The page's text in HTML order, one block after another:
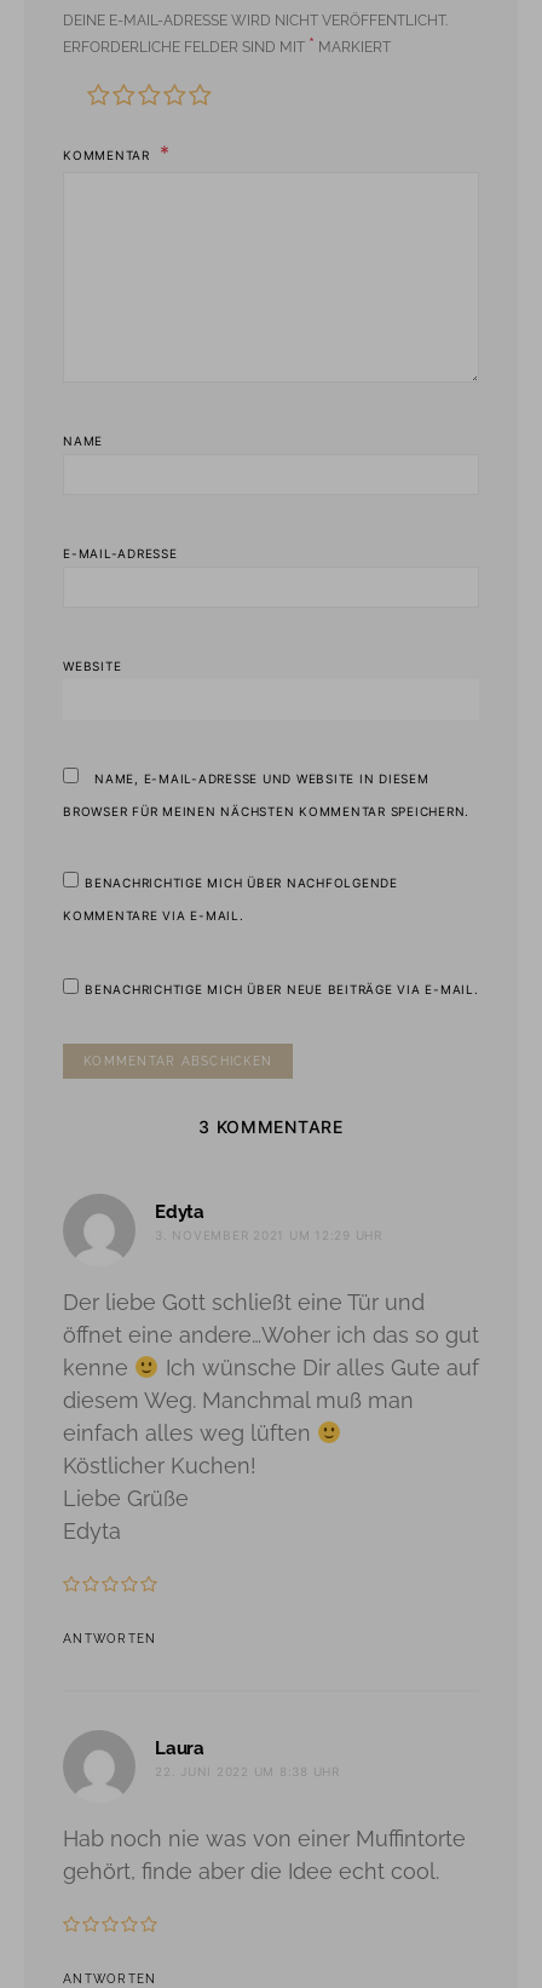
DEINE E-MAIL-ADRESSE WIRD NICHT VERÖFFENTLICHT.
ERFORDERLICHE FELDER SIND MIT * MARKIERT
KOMMENTAR
NAME
E-MAIL-ADRESSE
WEBSITE
NAME, E-MAIL-ADRESSE UND WEBSITE IN DIESEM
BROWSER FÜR MEINEN NÄCHSTEN KOMMENTAR SPEICHERN.
BENACHRICHTIGE MICH ÜBER NACHFOLGENDE
KOMMENTARE VIA E-MAIL.
BENACHRICHTIGE MICH ÜBER NEUE BEITRÄGE VIA E-MAIL.
3 KOMMENTARE
Edyta
3. NOVEMBER 2021 UM 12:29 UHR
Der liebe Gott schließt eine Tür und
öffnet eine andere…Woher ich das so gut
kenne
Ich wünsche Dir alles Gute auf
diesem Weg. Manchmal muß man
einfach alles weg lüften
Köstlicher Kuchen!
Liebe Grüße
Edyta
ANTWORTEN
Laura
22. JUNI 2022 UM 8:38 UHR
Hab noch nie was von einer Muffintorte
gehört, finde aber die Idee echt cool.
ANTWORTEN